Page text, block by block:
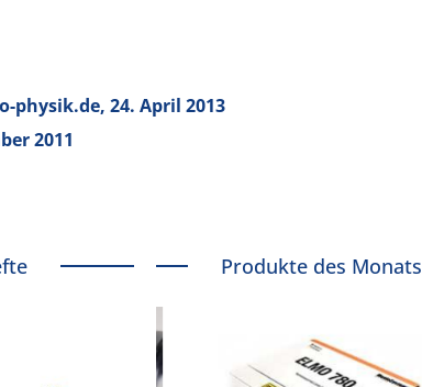
physik.de, 24. April 2013
2011
Produkte des Monats